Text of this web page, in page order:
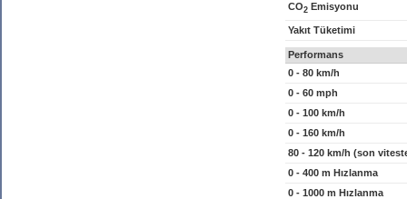
CO2 Emisyonu
Yakıt Tüketimi
Performans
0 - 80 km/h
0 - 60 mph
0 - 100 km/h
0 - 160 km/h
80 - 120 km/h (son
0 - 400 m Hızlanma
0 - 1000 m Hızlanma